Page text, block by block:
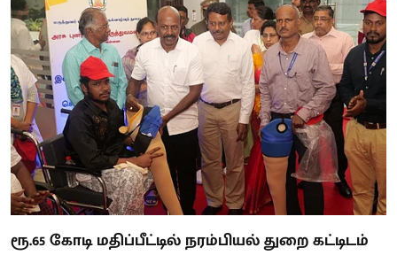
ரூ.65 கோடி மதிப்பீட்டில் நரம்பியல் துறை கட்டிடம்